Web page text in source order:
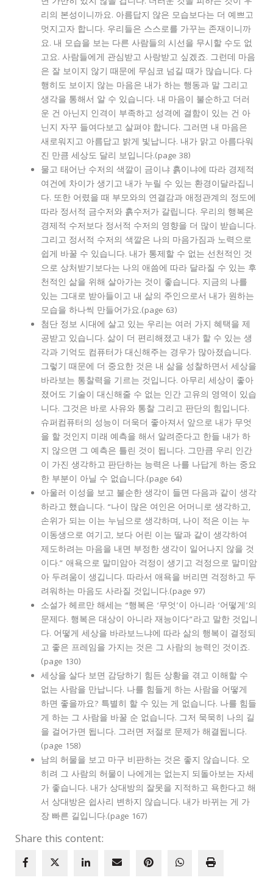
리의 본성이니까요. 아름답지 않은 모습보다는 더 예쁘고
멋지고자 합니다. 우리들은 스스로를 가꾸는 존재이니까
요. 내 모습을 보는 다른 사람들의 시선을 무시할 수도 없
고요. 사람들에게 관심받고 사랑받고 싶겠죠. 그런데 마음
은 잘 보이지 않기 때문에 무심코 넘길 때가 많습니다. 다
행히도 보이지 않는 마음은 내가 하는 행동과 말 그리고
생각을 통해서 알 수 있습니다. 내 마음이 불순하고 더러
운 건 아닌지 인격이 부족하고 성격에 결함이 있는 건 아
닌지 자꾸 들여다보고 살펴야 합니다. 그러면 내 마음은
새로워지고 아름답고 밝게 빛납니다. 내가 맑고 아름다워
진 만큼 세상도 달리 보입니다.(page 38)
물고 태어난 수저의 색깔이 금이냐 흙이냐에 따라 경제적
여건에 차이가 생기고 내가 누릴 수 있는 환경이달라집니
다. 또한 어렸을 때 부모와의 연결감과 애정관계의 정도에
따라 정서적 금수저와 흙수저가 갈립니다. 우리의 행복은
경제적 수저보다 정서적 수저의 영향을 더 많이 받습니다.
그리고 정서적 수저의 색깔은 나의 마음가짐과 노력으로
쉽게 바꿀 수 있습니다. 내가 통제할 수 없는 선천적인 것
으로 상처받기보다는 나의 애씀에 따라 달라질 수 있는 후
천적인 삶을 위해 살아가는 것이 좋습니다. 지금의 나를
있는 그대로 받아들이고 내 삶의 주인으로서 내가 원하는
모습을 하나씩 만들어가요.(page 63)
첨단 정보 시대에 살고 있는 우리는 여러 가지 혜택을 제
공받고 있습니다. 삶이 더 편리해졌고 내가 할 수 있는 생
각과 기억도 컴퓨터가 대신해주는 경우가 많아졌습니다.
그렇기 때문에 더 중요한 것은 내 삶을 성찰하면서 세상을
바라보는 통찰력을 기르는 것입니다. 아무리 세상이 좋아
졌어도 기술이 대신해줄 수 없는 인간 고유의 영역이 있습
니다. 그것은 바로 사유와 통찰 그리고 판단의 힘입니다.
슈퍼컴퓨터의 성능이 더욱더 좋아져서 앞으로 내가 무엇
을 할 것인지 미래 예측을 해서 알려준다고 한들 내가 하
지 않으면 그 예측은 틀린 것이 됩니다. 그만큼 우리 인간
이 가진 생각하고 판단하는 능력은 나를 나답게 하는 중요
한 부분이 아닐 수 없습니다.(page 64)
아울러 이성을 보고 불순한 생각이 들면 다음과 같이 생각
하라고 했습니다. “나이 많은 여인은 어머니로 생각하고,
손위가 되는 이는 누님으로 생각하며, 나이 적은 이는 누
이동생으로 여기고, 보다 어린 이는 딸과 같이 생각하여
제도하려는 마음을 내면 부정한 생각이 일어나지 않을 것
이다.” 애욕으로 말미암아 걱정이 생기고 걱정으로 말미암
아 두려움이 생깁니다. 따라서 애욕을 버리면 걱정하고 두
려워하는 마음도 사라질 것입니다.(page 97)
소설가 헤르만 해세는 “행복은 ‘무엇’이 아니라 ‘어떻게’의
문제다. 행복은 대상이 아니라 재능이다”라고 말한 것입니
다. 어떻게 세상을 바라보느냐에 따라 삶의 행복이 결정되
고 좋은 프레임을 가지는 것은 그 사람의 능력인 것이죠.
(page 130)
세상을 살다 보면 감당하기 힘든 상황을 겪고 이해할 수
없는 사람을 만납니다. 나를 힘들게 하는 사람을 어떻게
하면 좋을까요? 특별히 할 수 있는 게 없습니다. 나를 힘들
게 하는 그 사람을 바꿀 순 없습니다. 그저 묵묵히 나의 길
을 걸어가면 됩니다. 그러면 저절로 문제가 해결됩니다.
(page 158)
남의 허물을 보고 마구 비판하는 것은 좋지 않습니다. 오
히려 그 사람의 허물이 나에게는 없는지 되돌아보는 자세
가 좋습니다. 내가 상대방의 잘못을 지적하고 욕한다고 해
서 상대방은 쉽사리 변하지 않습니다. 내가 바뀌는 게 가
장 빠른 길입니다.(page 167)
Share this content: